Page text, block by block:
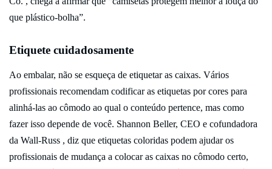
que plástico-bolha”.
Etiquete cuidadosamente
Ao embalar, não se esqueça de etiquetar as caixas. Vários
profissionais recomendam codificar as etiquetas por cores para
alinhá-las ao cômodo ao qual o conteúdo pertence, mas como
fazer isso depende de você. Shannon Beller, CEO e cofundadora
da Wall-Russ , diz que etiquetas coloridas podem ajudar os
profissionais de mudança a colocar as caixas no cômodo certo,